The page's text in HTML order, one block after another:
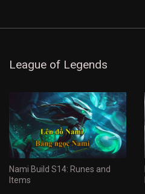
League of Legends
Nami Build S14: Runes and
Items